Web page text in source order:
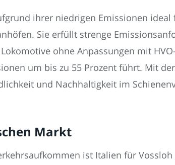
ihrer niedrigen Emissionen ideal
Sie erfüllt strenge
ohne Anpassungen mit
um bis zu 55 Prozent führt. Mit der
und Nachhaltigkeit im
Markt
ist Italien für